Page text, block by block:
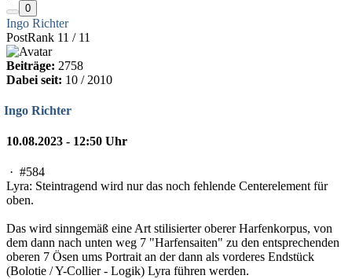
0
Ingo Richter
PostRank 11 / 11
Beiträge: 2758
Dabei seit: 10 / 2010
Ingo Richter
10.08.2023 - 12:50 Uhr
· #584
Lyra: Steintragend wird nur das noch fehlende Centerelement für
oben.
Das wird sinngemäß eine Art stilisierter oberer Harfenkorpus, von
dem dann nach unten weg 7 "Harfensaiten" zu den entsprechenden
oberen 7 Ösen ums Portrait an der dann als vorderes Endstück
(Bolotie / Y-Collier - Logik) Lyra führen werden.